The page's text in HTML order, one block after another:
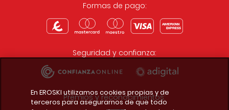
Formas de pago:
Seguridad y confianza:
Premios y reconocimientos:
En EROSKI utilizamos cookies propias y de
terceros para asegurarnos de que todo